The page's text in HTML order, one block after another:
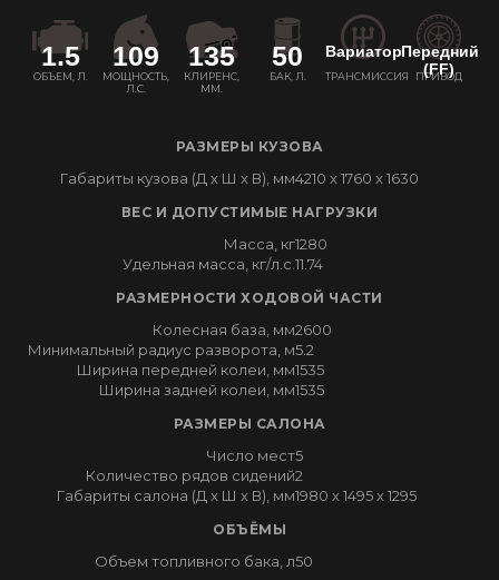
ОБЪЕМ, Л.
1.5
МОЩНОСТЬ,
Л.С.
109
КЛИРЕНС,
ММ.
135
БАК, Л.
50
ТРАНСМИССИЯ
Вариатор
ПРИВОД
Передний
(FF)
РАЗМЕРЫ КУЗОВА
Габариты кузова (Д x Ш x В), мм4210 x 1760 x 1630
ВЕС И ДОПУСТИМЫЕ НАГРУЗКИ
Масса, кг1280
Удельная масса, кг/л.с. 11.74
РАЗМЕРНОСТИ ХОДОВОЙ ЧАСТИ
Колесная база, мм2600
Минимальный радиус разворота, м5.2
Ширина передней колеи, мм1535
Ширина задней колеи, мм1535
РАЗМЕРЫ САЛОНА
Число мест5
Количество рядов сидений2
Габариты салона (Д x Ш x В), мм1980 x 1495 x 1295
ОБЪЁМЫ
Объем топливного бака, л50